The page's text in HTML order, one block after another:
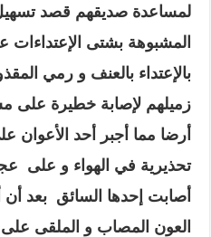
لمساعدة صديقهم قصد
المشبوهة بشتى الإعتداءات
بالإعتداء بالعنف و رمي
زميلهم لإصابة خطيرة على
أرضا مما أجبر أحد الأعوان
تحذيرية في الهواء و على
أصابت إحدها السائق بعد
العون المصاب و الملقى